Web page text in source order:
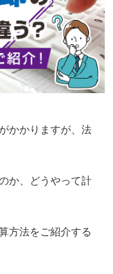
かかりますが、法
か、どうやって計
方法をご紹介する